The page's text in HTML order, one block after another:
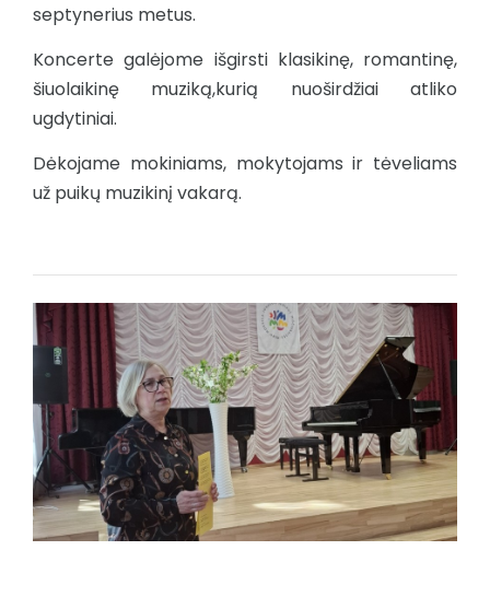
septynerius metus.
Koncerte galėjome išgirsti klasikinę, romantinę,
šiuolaikinę muziką,kurią nuoširdžiai atliko
ugdytiniai.
Dėkojame mokiniams, mokytojams ir tėveliams
už puikų muzikinį vakarą.